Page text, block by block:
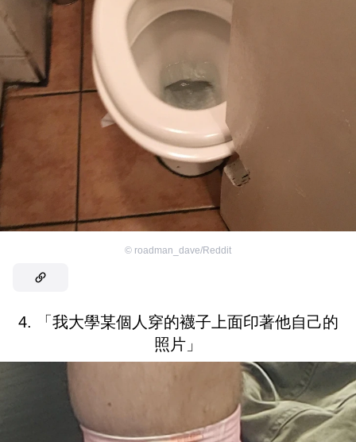
© roadman_dave/Reddit
4. 「我大學某個人穿的襪子上面印著他自己的
照片」